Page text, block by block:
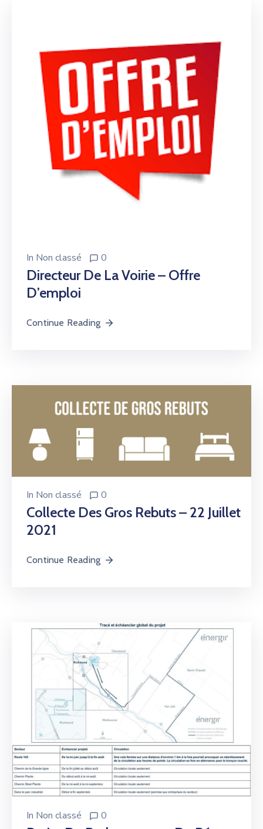
In Non classé 0
Directeur De La Voirie – Offre
D’emploi
Continue Reading
In Non classé 0
Collecte Des Gros Rebuts – 22 Juillet
2021
Continue Reading
In Non classé 0